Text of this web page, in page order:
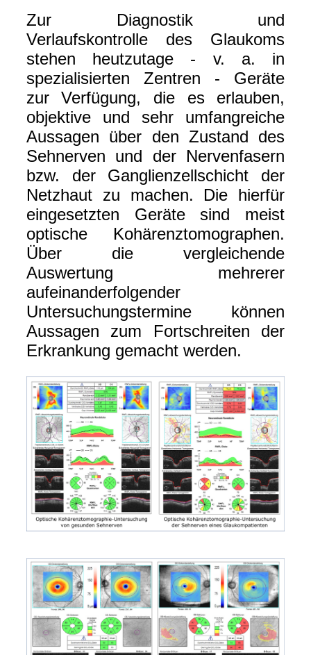
Zur Diagnostik und
Verlaufskontrolle des Glaukoms
stehen heutzutage - v. a. in
spezialisierten Zentren - Geräte
zur Verfügung, die es erlauben,
objektive und sehr umfangreiche
Aussagen über den Zustand des
Sehnerven und der Nervenfasern
bzw. der Ganglienzellschicht der
Netzhaut zu machen. Die hierfür
eingesetzten Geräte sind meist
optische Kohärenztomographen.
Über die vergleichende
Auswertung mehrerer
aufeinanderfolgender
Untersuchungstermine können
Aussagen zum Fortschreiten der
Erkrankung gemacht werden.